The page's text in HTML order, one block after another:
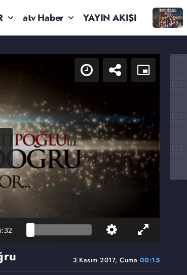
atv Haber YAYIN AKIŞI
3 Kasım 2017, Cuma 00:15